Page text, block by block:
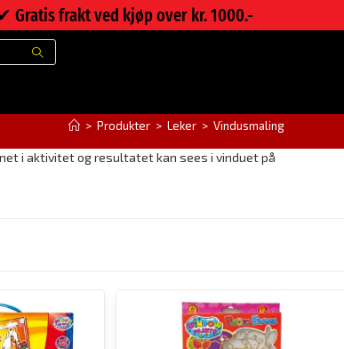
Gratis frakt ved kjøp over kr. 1000.-
> Produkter > Leker > Vindusmaling
i aktivitet og resultatet kan sees i vinduet på